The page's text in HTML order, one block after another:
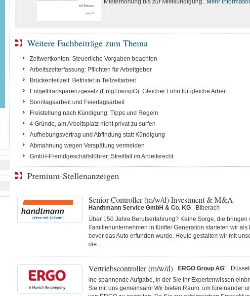
Mieterhöhung bis zur Mietkündigung.. Mehr
Weitere Fachbeiträge zum Thema
Zeitwertkonten: Steuerliche Vorgaben beachten
Arbeitszeiterfassung: Pflichten für Arbeitgeber
Brückenteilzeit: Befristet in Teilzeitarbeit
Entgelttransparenzgesetz (EntgTranspG): Gleicher Lohn für gleiche Arbeit
Sonntagsarbeit und Feiertagsarbeit
Freistellung nach Kündigung: Tipps und Regeln
4 Gründe, am Arbeitsplatz nicht privat zu surfen
Aufhebungsvertrag und Abfindung statt Kündigung
Abmahnung wegen Verspätung vermeiden
GmbH-Fremdgeschäftsführer: Streitfall im Arbeitsrecht
Premium-Stellenanzeigen
Senior Controller (m/w/d) Investment & M&A
Handtmann Service GmbH & Co. KG
Biberach
Über 150 Jahre Berufserfahrung? Keine Sorge, die bringen
Familienunternehmen in fünfter Generation starteten wir
bevor das Auto erfunden wurde. Heute gestalten wir mit
die...
Vertriebscontroller (m/w/d) ERGO Group AG'
ine spannende Aufgabe, in der Sie Ihr Expertenwissen
Sie mit uns gemeinsam! Wir bieten Raum, um füreinander